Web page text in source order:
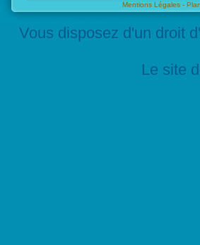
Mentions Légales -
Vous disposez d'un droit
Le site